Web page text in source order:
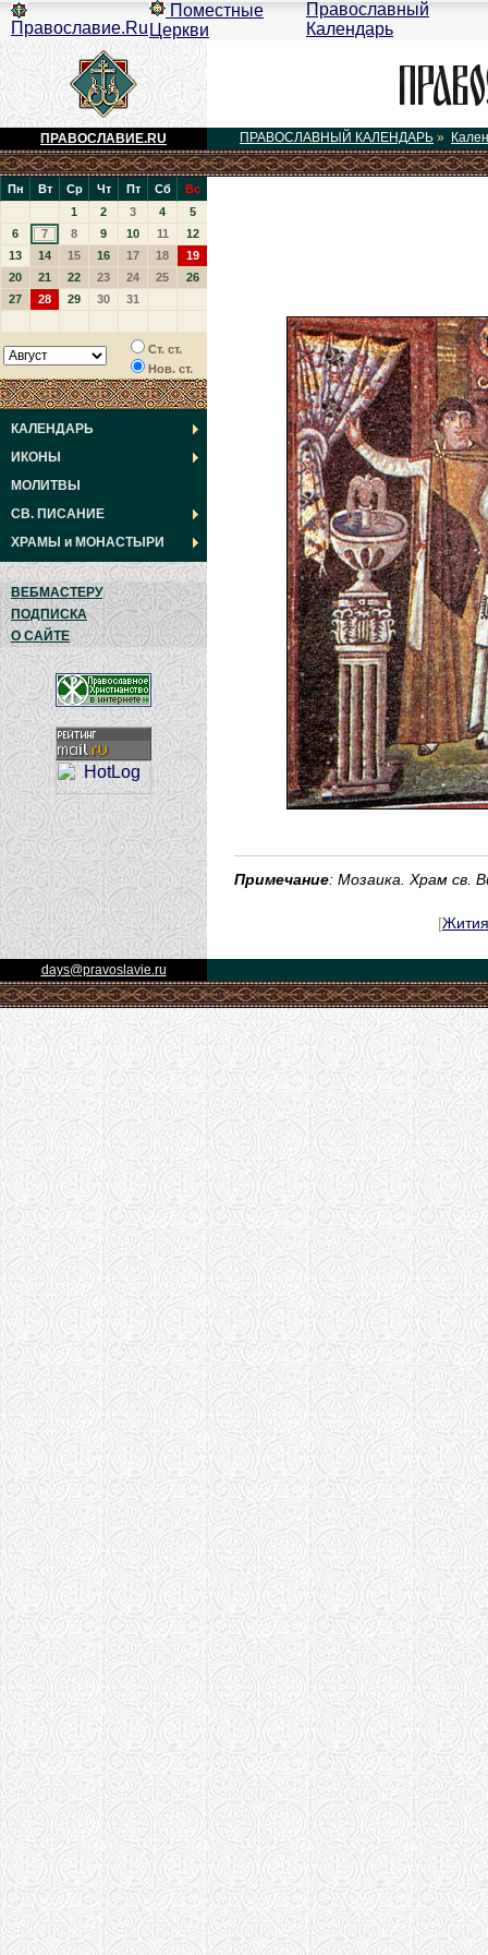
Православие.Ru
Поместные
Церкви
Православный
Календарь
ПРАВОСЛАВИЕ.RU ПРАВОСЛАВНЫЙ КАЛЕНДАРЬ »
Пн Вт Ср Чт Пт Сб
Вс
1
2 3 4
5
6
7 8 9 10 11
12
13
14 15 16 17 18
19
20
21 22 23 24 25
26
27
28 29 30 31
Ст. ст.
Нов. ст.
КАЛЕНДАРЬ
ИКОНЫ
МОЛИТВЫ
СВ. ПИСАНИЕ
ХРАМЫ и МОНАСТЫРИ
ВЕБМАСТЕРУ
ПОДПИСКА
О САЙТЕ
Примечание: Мозаика. Храм св.
[Жития
days@pravoslavie.ru